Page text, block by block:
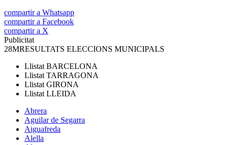
compartir a Whatsapp
compartir a Facebook
compartir a X
Publicitat
28MRESULTATS ELECCIONS MUNICIPALS
Llistat BARCELONA
Llistat TARRAGONA
Llistat GIRONA
Llistat LLEIDA
Abrera
Aguilar de Segarra
Aiguafreda
Alella